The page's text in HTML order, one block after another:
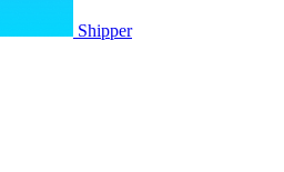
Shipper